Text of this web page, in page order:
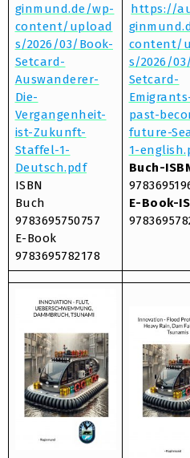
ginmund.de/wp-
content/upload
s/2026/03/Book-
Setcard-
Auswanderer-
Die-
Vergangenheit-
ist-Zukunft-
Staffel-1-
Deutsch.pdf
ISBN
Buch
9783695750757
E-Book
9783695782178
https://
content/
s/2026/
Setcard-
past-
future-
1-
Buch-
E-Book-